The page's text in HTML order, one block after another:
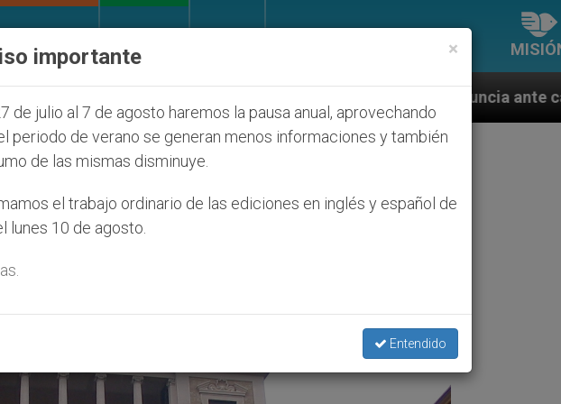
Seúl 2027 ONU se pronuncia ante caso de obispo católico
Roma’
×
importante
de julio al 7 de agosto haremos la pausa anual, aprovechando
periodo de verano se generan menos informaciones y también
de las mismas disminuye.
el trabajo ordinario de las ediciones en inglés y español de
lunes 10 de agosto.
Entendido